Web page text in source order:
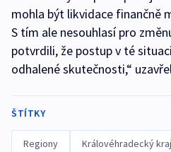
mohla být likvidace finančně
S tím ale nesouhlasí pro
potvrdili, že postup v té
odhalené skutečnosti,“
ŠTÍTKY
Regiony Královéhradecký kraj